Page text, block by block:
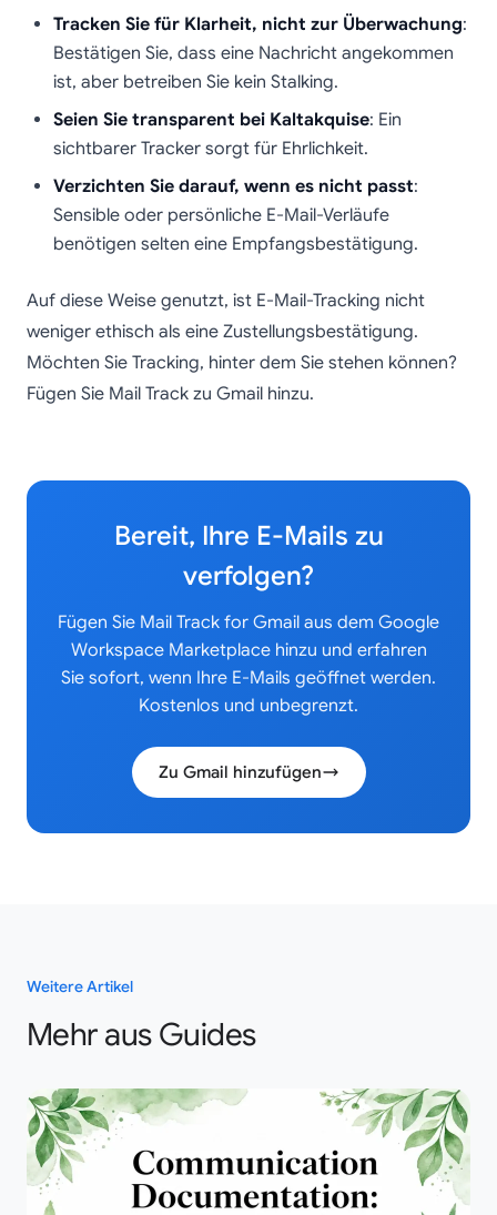
Tracken Sie für Klarheit, nicht zur Überwachung:
Bestätigen Sie, dass eine Nachricht angekommen
ist, aber betreiben Sie kein Stalking.
Seien Sie transparent bei Kaltakquise: Ein
sichtbarer Tracker sorgt für Ehrlichkeit.
Verzichten Sie darauf, wenn es nicht passt:
Sensible oder persönliche E-Mail-Verläufe
benötigen selten eine Empfangsbestätigung.
Auf diese Weise genutzt, ist E-Mail-Tracking nicht
weniger ethisch als eine Zustellungsbestätigung.
Möchten Sie Tracking, hinter dem Sie stehen können?
Fügen Sie Mail Track zu Gmail hinzu.
Bereit, Ihre E-Mails zu
verfolgen?
Fügen Sie Mail Track for Gmail aus dem Google
Workspace Marketplace hinzu und erfahren
Sie sofort, wenn Ihre E-Mails geöffnet werden.
Kostenlos und unbegrenzt.
Zu Gmail hinzufügen
Weitere Artikel
Mehr aus Guides